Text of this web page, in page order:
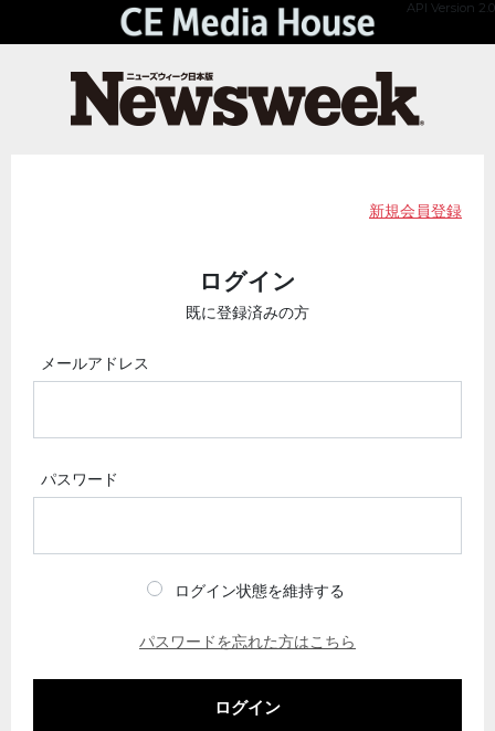
API Version 2.0
新規会員登録
ログイン
既に登録済みの方
メールアドレス
パスワード
ログイン状態を維持する
パスワードを忘れた方はこちら
ログイン